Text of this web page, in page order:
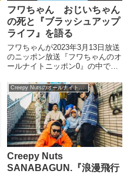
フワちゃん おじいちゃん
の死と『ブラッシュアップ
ライフ』を語る
フワちゃんが2023年3月13日放送
のニッポン放送『フワちゃんのオ
ールナイトニッポン0』の中で大
ったことについてトーク。ドラマ
『ブラッシュアップライフ』を見
ていたおかげで救われたという話
をしていました。
Creepy Nutsのオールナイトニッポン0
Creepy Nuts
SANABAGUN.『浪漫飛行